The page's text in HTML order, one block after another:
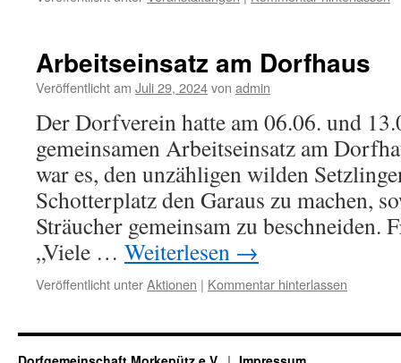
Arbeitseinsatz am Dorfhaus
Veröffentlicht am Juli 29, 2024von admin
Der Dorfverein hatte am 06.06. und
gemeinsamen Arbeitseinsatz am
war es, den unzähligen wilden
Schotterplatz den Garaus zu machen,
Sträucher gemeinsam zu beschneiden.
„Viele … Weiterlesen →
Veröffentlicht unterAktionen | Kommentar hinterlassen